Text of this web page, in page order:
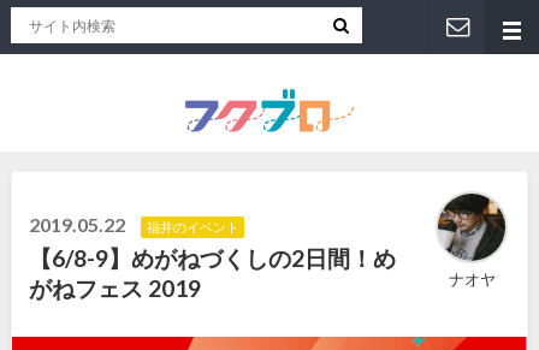
2019.05.22 福井のイベント
【6/8-9】めがねづくしの2日間！め
がねフェス 2019
ナオヤ